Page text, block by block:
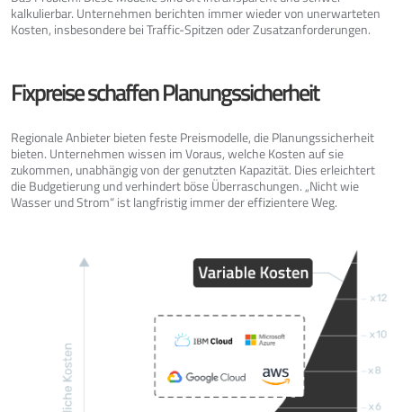
kalkulierbar. Unternehmen berichten immer wieder von unerwarteten
Kosten, insbesondere bei Traffic-Spitzen oder Zusatzanforderungen.
Fixpreise schaffen Planungssicherheit
Regionale Anbieter bieten feste Preismodelle, die Planungssicherheit
bieten. Unternehmen wissen im Voraus, welche Kosten auf sie
zukommen, unabhängig von der genutzten Kapazität. Dies erleichtert
die Budgetierung und verhindert böse Überraschungen. „Nicht wie
Wasser und Strom“ ist langfristig immer der effizientere Weg.